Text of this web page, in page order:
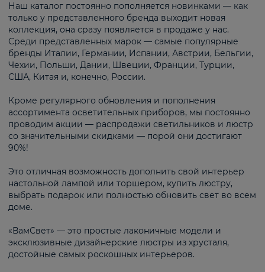
Наш каталог постоянно пополняется новинками — как
только у представленного бренда выходит новая
коллекция, она сразу появляется в продаже у нас.
Среди представленных марок — самые популярные
бренды Италии, Германии, Испании, Австрии, Бельгии,
Чехии, Польши, Дании, Швеции, Франции, Турции,
США, Китая и, конечно, России.
Кроме регулярного обновления и пополнения
ассортимента осветительных приборов, мы постоянно
проводим акции — распродажи светильников и люстр
со значительными скидками — порой они достигают
90%!
Это отличная возможность дополнить свой интерьер
настольной лампой или торшером, купить люстру,
выбрать подарок или полностью обновить свет во всем
доме.
«ВамСвет» — это простые лаконичные модели и
эксклюзивные дизайнерские люстры из хрусталя,
достойные самых роскошных интерьеров.